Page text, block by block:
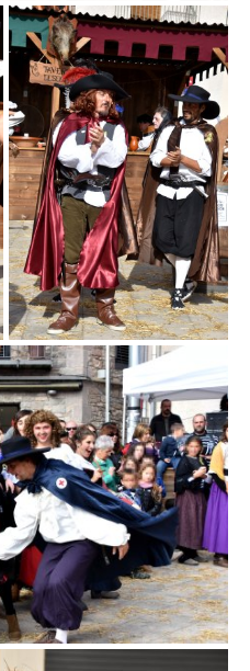
Fira d'en Rocaguinarda a Olost